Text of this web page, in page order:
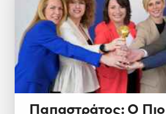
Παπαστράτος: Ο Πιο